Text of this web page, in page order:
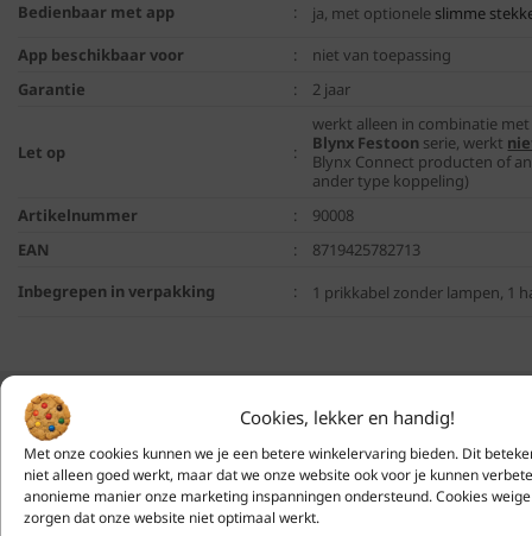
Cookies, lekker en handig!
Met onze cookies kunnen we je een betere winkelervaring bieden. Dit
niet alleen goed werkt, maar dat we onze website ook voor je kunnen
anonieme manier onze marketing inspanningen ondersteund. Cookies
zorgen dat onze website niet optimaal werkt.
Bedienbaar met app : ja, met optionele slimme
App beschikbaar voor
:
niet van toepassing
Garantie
: 2 jaar
Let op :
werkt alleen in combinatie
Blynx Festoon serie, werkt
Blynx Connect producten of
ander type koppeling)
Artikelnummer
:
90008
EAN
:
8719425782713
Inbegrepen in verpakking
: 1 prikkabel zonder lampen, 1
Gratisof lage (€ 3,95)
verzendkosten voor heel
Nederland & België